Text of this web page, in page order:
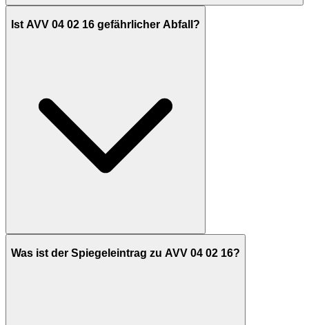
Ist AVV 04 02 16 gefährlicher Abfall?
Was ist der Spiegeleintrag zu AVV 04 02 16?